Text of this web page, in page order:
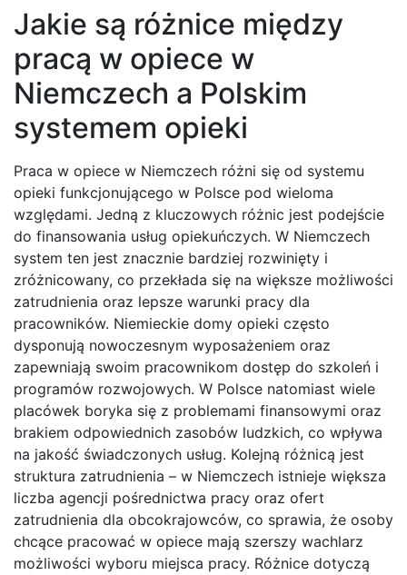
Jakie są różnice między
pracą w opiece w
Niemczech a Polskim
systemem opieki
Praca w opiece w Niemczech różni się od systemu
opieki funkcjonującego w Polsce pod wieloma
względami. Jedną z kluczowych różnic jest podejście
do finansowania usług opiekuńczych. W Niemczech
system ten jest znacznie bardziej rozwinięty i
zróżnicowany, co przekłada się na większe możliwości
zatrudnienia oraz lepsze warunki pracy dla
pracowników. Niemieckie domy opieki często
dysponują nowoczesnym wyposażeniem oraz
zapewniają swoim pracownikom dostęp do szkoleń i
programów rozwojowych. W Polsce natomiast wiele
placówek boryka się z problemami finansowymi oraz
brakiem odpowiednich zasobów ludzkich, co wpływa
na jakość świadczonych usług. Kolejną różnicą jest
struktura zatrudnienia – w Niemczech istnieje większa
liczba agencji pośrednictwa pracy oraz ofert
zatrudnienia dla obcokrajowców, co sprawia, że osoby
chcące pracować w opiece mają szerszy wachlarz
możliwości wyboru miejsca pracy. Różnice dotyczą